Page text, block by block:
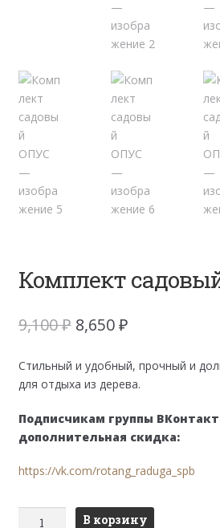
Комплект
9,100₽ Первоначальная
составляла
9,100 ₽.
8,650₽Текущая
8,650 ₽.
Стильный и удобный, прочный и
для отдыха из дерева.
Подписчикам группы
дополнительная скидка:
https://vk.com/rotang_raduga_spb
Количество В корзину